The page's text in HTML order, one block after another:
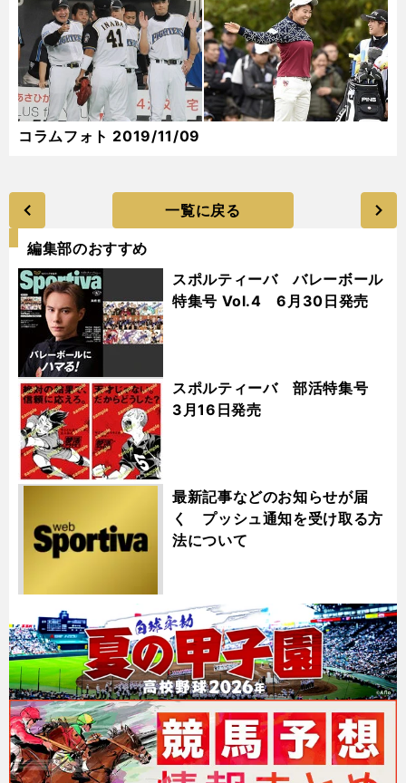
コラムフォト 2019/11/09
一覧に戻る
編集部のおすすめ
スポルティーバ バレーボール
特集号 Vol.4 6月30日発売
スポルティーバ 部活特集号
3月16日発売
最新記事などのお知らせが届
く プッシュ通知を受け取る方
法について